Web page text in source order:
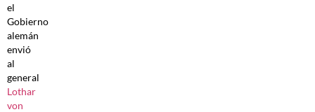
el
Gobierno
alemán
envió
al
general
Lothar
von